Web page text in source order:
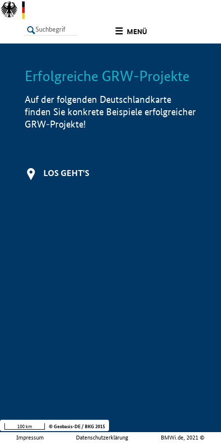
MENÜ
LISTE Info
Erfolgreiche GRW-Projekte
Auf der folgenden Deutschlandkarte
finden Sie konkrete Beispiele erfolgreicher
GRW-Projekte!
LOS GEHT'S
Impressum Datenschutzerklärung BMWi.de, 2021 ©
100 km © Geobasis-DE / BKG 2015